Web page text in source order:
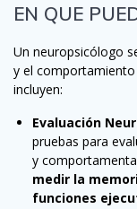
EN QUE
Un neuropsicólogo
y el comportamiento
incluyen:
Evaluación
pruebas para
y
medir la
funciones